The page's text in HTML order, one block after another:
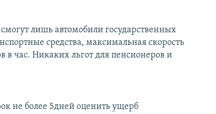
лишь автомобили государственных
средства, максимальная скорость
час. Никаких льгот для пенсионеров и
не более 5дней оценить ущерб